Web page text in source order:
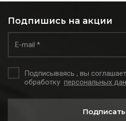
Подпишись на акции
Подписываясь , вы
обработку персональных